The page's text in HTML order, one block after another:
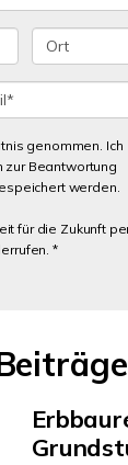
genommen. Ich
zur Beantwortung
werden.
für die Zukunft
*